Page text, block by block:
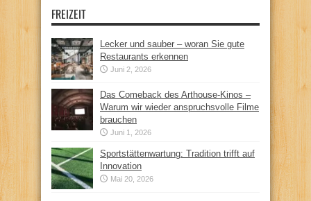
FREIZEIT
Lecker und sauber – woran Sie gute
Restaurants erkennen
Juni 2, 2026
Das Comeback des Arthouse-Kinos –
Warum wir wieder anspruchsvolle Filme
brauchen
Juni 1, 2026
Sportstättenwartung: Tradition trifft auf
Innovation
Mai 20, 2026